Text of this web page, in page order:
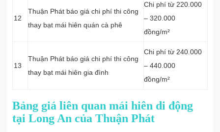
12
Thuận Phát báo giá chi phí thi công
thay bạt mái hiên quán cà phê
Chi phí từ 220.000
– 320.000
đồng/m²
13
Thuận Phát báo giá chi phí thi công
thay bạt mái hiên gia đình
Chi phí từ 240.000
– 440.000
đồng/m²
Bảng giá liên quan mái hiên di động
tại Long An của Thuận Phát